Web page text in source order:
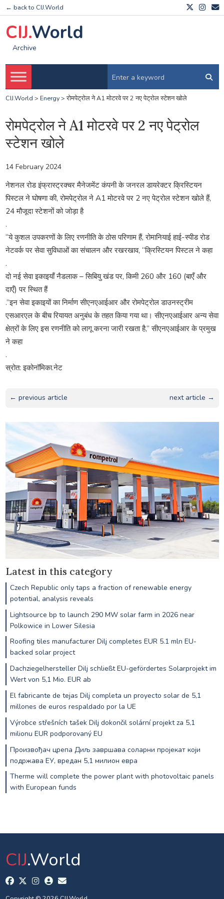
← back to CIJ.World
CIJ.World
Archive
CIJ.World > Energy>रोमपेट्रोल ने A1 मोटरवे पर 2 नए पेट्रोल स्टेशन खोले
रोमपेट्रोल ने A1 मोटरवे पर 2 नए पेट्रोल
स्टेशन खोले
14 February 2024
नेशनल रोड इंफ्रास्ट्रक्चर मैनेजमेंट कंपनी के जनरल डायरेक्टर क्रिस्टियन
पिस्टल ने घोषणा की, रोमपेट्रोल ने A1 मोटरवे पर 2 नए पेट्रोल स्टेशन खोले हैं,
24 मौजूदा स्टेशनों को जोड़ा है
.
“ये कुशल उपकरणों के लिए रणनीति के ठोस परिणाम हैं, रोमानियाई हाई-स्पीड रोड
नेटवर्क पर सेवा सुविधाओं का संचालन और रखरखाव, “क्रिस्टियन पिस्टल ने कहा
.
दो नई सेवा इकाइयाँ नैडलाक – सिबियु खंड पर, किमी 260 और 160 (बाएँ और
दाएँ) पर स्थित हैं
.”इन सेवा इकाइयों का निर्माण सीएनएआईआर और रोमपेट्रोल डाउनस्ट्रीम
एसआरएल के बीच रियायत अनुबंध के तहत किया गया था। सीएनएआईआर अन्य सेवा
क्षेत्रों के लिए इस रणनीति को लागू करना जारी रखता है,” सीएनएआईआर के प्रमुख
ने कहा
.
स्रोत: इकोनॉमिका.नेट
← previous article next article →
Latest in this category
Czech Republic only taps a fraction of renewable energy
potential, analysis reveals
Lightsource bp to launch 290 MW solar farm in 2026 near
Polkowice in Lower Silesia
Roofing tiles manufacturer Dilj completes EUR 5.1 mln EU-
backed solar project
Dachziegelhersteller Dilj schließt EU-gefördertes Solarprojekt im
Wert von 5,1 Mio. EUR ab
El fabricante de tejas Dilj completa un proyecto solar de 5,1
millones de euros respaldado por la UE
Výrobce střešních tašek Dilj dokončil solární projekt za 5,1
milionu EUR podporovaný EU
Произвођач црепа Диљ завршава соларни пројекат који
подржава ЕУ, вредан 5,1 милион евра
Therme will complete the power plant with photovoltaic panels
with European funds
CIJ.World